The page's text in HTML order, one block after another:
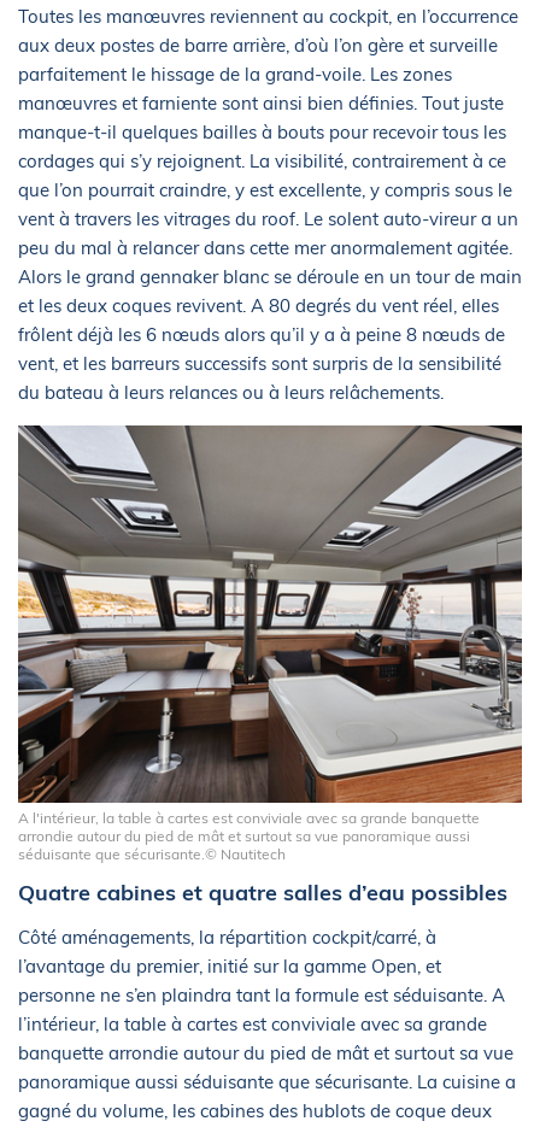
Toutes les manœuvres reviennent au cockpit, en l’occurrence
aux deux postes de barre arrière, d’où l’on gère et surveille
parfaitement le hissage de la grand-voile. Les zones
manœuvres et farniente sont ainsi bien définies. Tout juste
manque-t-il quelques bailles à bouts pour recevoir tous les
cordages qui s’y rejoignent. La visibilité, contrairement à ce
que l’on pourrait craindre, y est excellente, y compris sous le
vent à travers les vitrages du roof. Le solent auto-vireur a un
peu du mal à relancer dans cette mer anormalement agitée.
Alors le grand gennaker blanc se déroule en un tour de main
et les deux coques revivent. A 80 degrés du vent réel, elles
frôlent déjà les 6 nœuds alors qu’il y a à peine 8 nœuds de
vent, et les barreurs successifs sont surpris de la sensibilité
du bateau à leurs relances ou à leurs relâchements.
A l'intérieur, la table à cartes est conviviale avec sa grande banquette
arrondie autour du pied de mât et surtout sa vue panoramique aussi
séduisante que sécurisante.© Nautitech
Quatre cabines et quatre salles d’eau possibles
Côté aménagements, la répartition cockpit/carré, à
l’avantage du premier, initié sur la gamme Open, et
personne ne s’en plaindra tant la formule est séduisante. A
l’intérieur, la table à cartes est conviviale avec sa grande
banquette arrondie autour du pied de mât et surtout sa vue
panoramique aussi séduisante que sécurisante. La cuisine a
gagné du volume, les cabines des hublots de coque deux